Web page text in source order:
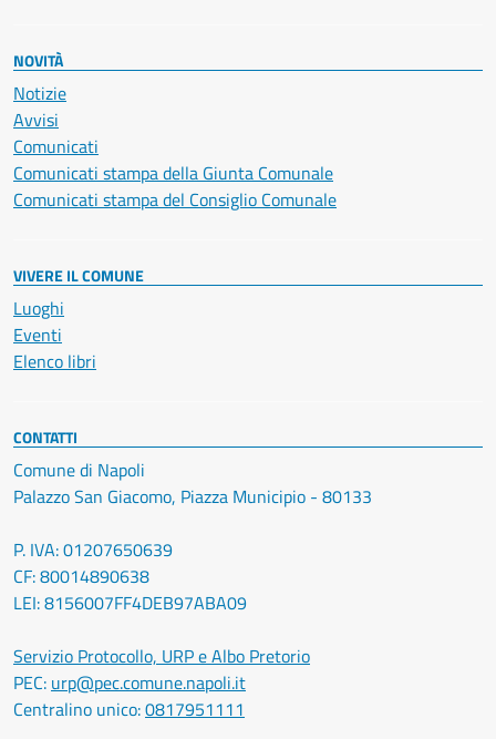
NOVITÀ
Notizie
Avvisi
Comunicati
Comunicati stampa della Giunta Comunale
Comunicati stampa del Consiglio Comunale
VIVERE IL COMUNE
Luoghi
Eventi
Elenco libri
CONTATTI
Comune di Napoli
Palazzo San Giacomo, Piazza Municipio - 80133
P. IVA: 01207650639
CF: 80014890638
LEI: 8156007FF4DEB97ABA09
Servizio Protocollo, URP e Albo Pretorio
PEC: urp@pec.comune.napoli.it
Centralino unico:0817951111